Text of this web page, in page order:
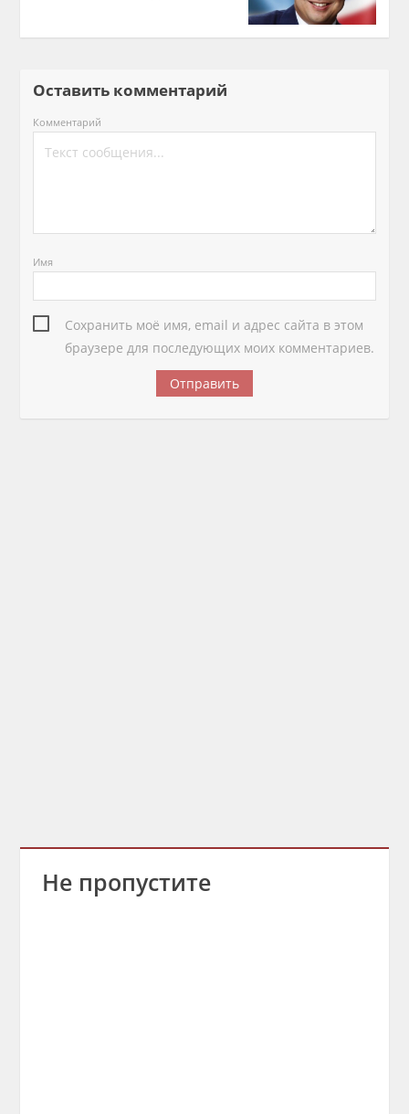
Оставить комментарий
Комментарий
Имя
Сохранить моё имя, email и адрес сайта в этом
браузере для последующих моих комментариев.
Не пропустите